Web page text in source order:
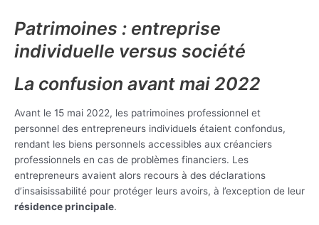
Patrimoines : entreprise
individuelle versus société
La confusion avant mai 2022
Avant le 15 mai 2022, les patrimoines professionnel et
personnel des entrepreneurs individuels étaient confondus,
rendant les biens personnels accessibles aux créanciers
professionnels en cas de problèmes financiers. Les
entrepreneurs avaient alors recours à des déclarations
d’insaisissabilité pour protéger leurs avoirs, à l’exception de leur
résidence principale.